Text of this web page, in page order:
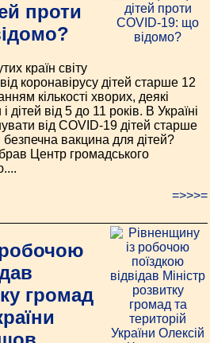
проти
країн світу
коронавірусу дітей старше 12
кількості хворих, деякі
від 5 до 11 років. В Україні
від COVID-19 дітей старше
вакцина для дітей?
Центр громадського
=>>>=
громад